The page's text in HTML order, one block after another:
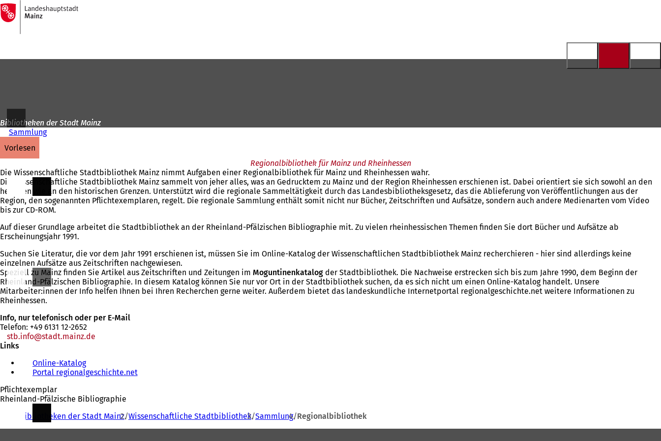
Inhalt anspringen
Zur
Startseite
Bibliotheken der Stadt Mainz
Sammlung
vorlesen
Regionalbibliothek für Mainz und Rheinhessen
Die Wissenschaftliche Stadtbibliothek Mainz nimmt Aufgaben einer Regionalbibliothek für Mainz und Rheinhessen wahr.
Die Wissenschaftliche Stadtbibliothek Mainz sammelt von jeher alles, was an Gedrucktem zu Mainz und der Region Rheinhessen erschienen ist. Dabei orientiert sie sich sowohl an den
heutigen wie an den historischen Grenzen. Unterstützt wird die regionale Sammeltätigkeit durch das Landesbibliotheksgesetz, das die Ablieferung von Veröffentlichungen aus der
Region, den sogenannten Pflichtexemplaren, regelt. Die regionale Sammlung enthält somit nicht nur Bücher, Zeitschriften und Aufsätze, sondern auch andere Medienarten vom Video
bis zur CD-ROM.
Auf dieser Grundlage arbeitet die Stadtbibliothek an der Rheinland-Pfälzischen Bibliographie mit. Zu vielen rheinhessischen Themen finden Sie dort Bücher und Aufsätze ab
Erscheinungsjahr 1991.
Suchen Sie Literatur, die vor dem Jahr 1991 erschienen ist, müssen Sie im Online-Katalog der Wissenschaftlichen Stadtbibliothek Mainz recherchieren - hier sind allerdings keine
einzelnen Aufsätze aus Zeitschriften nachgewiesen.
Speziell zu Mainz finden Sie Artikel aus Zeitschriften und Zeitungen im Moguntinenkatalog der Stadtbibliothek. Die Nachweise erstrecken sich bis zum Jahre 1990, dem Beginn der
Rheinland-Pfälzischen Bibliographie. In diesem Katalog können Sie nur vor Ort in der Stadtbibliothek suchen, da es sich nicht um einen Online-Katalog handelt. Unsere
Mitarbeiter:innen der Info helfen Ihnen bei Ihren Recherchen gerne weiter. Außerdem bietet das landeskundliche Internetportal regionalgeschichte.net weitere Informationen zu
Rheinhessen.
Info, nur telefonisch oder per E-Mail
Telefon: +49 6131 12-2652
stb.info
stadt.mainz de
Links
Online-Katalog(
Ö
n
t
i
Portal regionalgeschichte.net(
e
t
Pflichtexemplar
Rheinland-Pfälzische Bibliographie
befinden
Bibliotheken der Stadt Mainz Wissenschaftliche Stadtbibliothek Sammlung Regionalbibliothek